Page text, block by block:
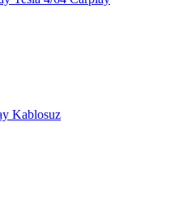
Kablosuz